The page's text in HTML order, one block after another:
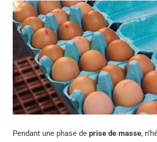
Pendant une phase de prise de masse,